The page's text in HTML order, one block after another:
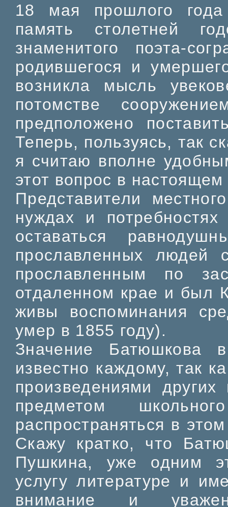
18 мая прошлого
память столетней
знаменитого поэта-
родившегося и
возникла мысль
потомстве
предположено
Теперь, пользуясь, так
я считаю вполне
этот вопрос в
Представители
нуждах и
оставаться
прославленных людей
прославленным по
отдаленном крае и был
живы воспоминания
умер в 1855 году).
Значение Батюшкова
известно каждому, так
произведениями
предметом
распространяться в
Скажу кратко, что
Пушкина, уже одним
услугу литературе и
внимание и